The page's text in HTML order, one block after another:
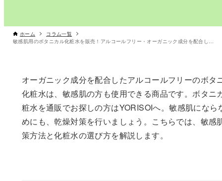
ホーム
コラム一覧
敏感肌用のボタニカル化粧水を販売！アルコールフリー・オーガニック成分を配合した化粧水 敏感肌の対策方法
オーガニック成分を配合したアルコールフリーのボタ
化粧水は、敏感肌の方も使用できる商品です。ボタニ
粧水を通販でお探しの方はYORISOIへ。敏感肌になら
めにも、乾燥対策を行いましょう。こちらでは、敏感
策方法と化粧水の選び方を解説します。